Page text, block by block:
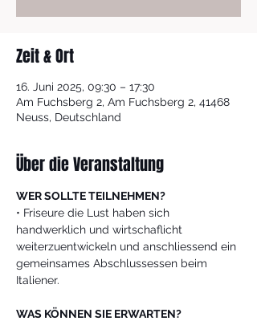
Zeit & Ort
16. Juni 2025, 09:30 – 17:30
Am Fuchsberg 2, Am Fuchsberg 2, 41468
Neuss, Deutschland
Über die Veranstaltung
WER SOLLTE TEILNEHMEN?
• Friseure die Lust haben sich
handwerklich und wirtschaflicht
weiterzuentwickeln und anschliessend ein
gemeinsames Abschlussessen beim
Italiener.
WAS KÖNNEN SIE ERWARTEN?